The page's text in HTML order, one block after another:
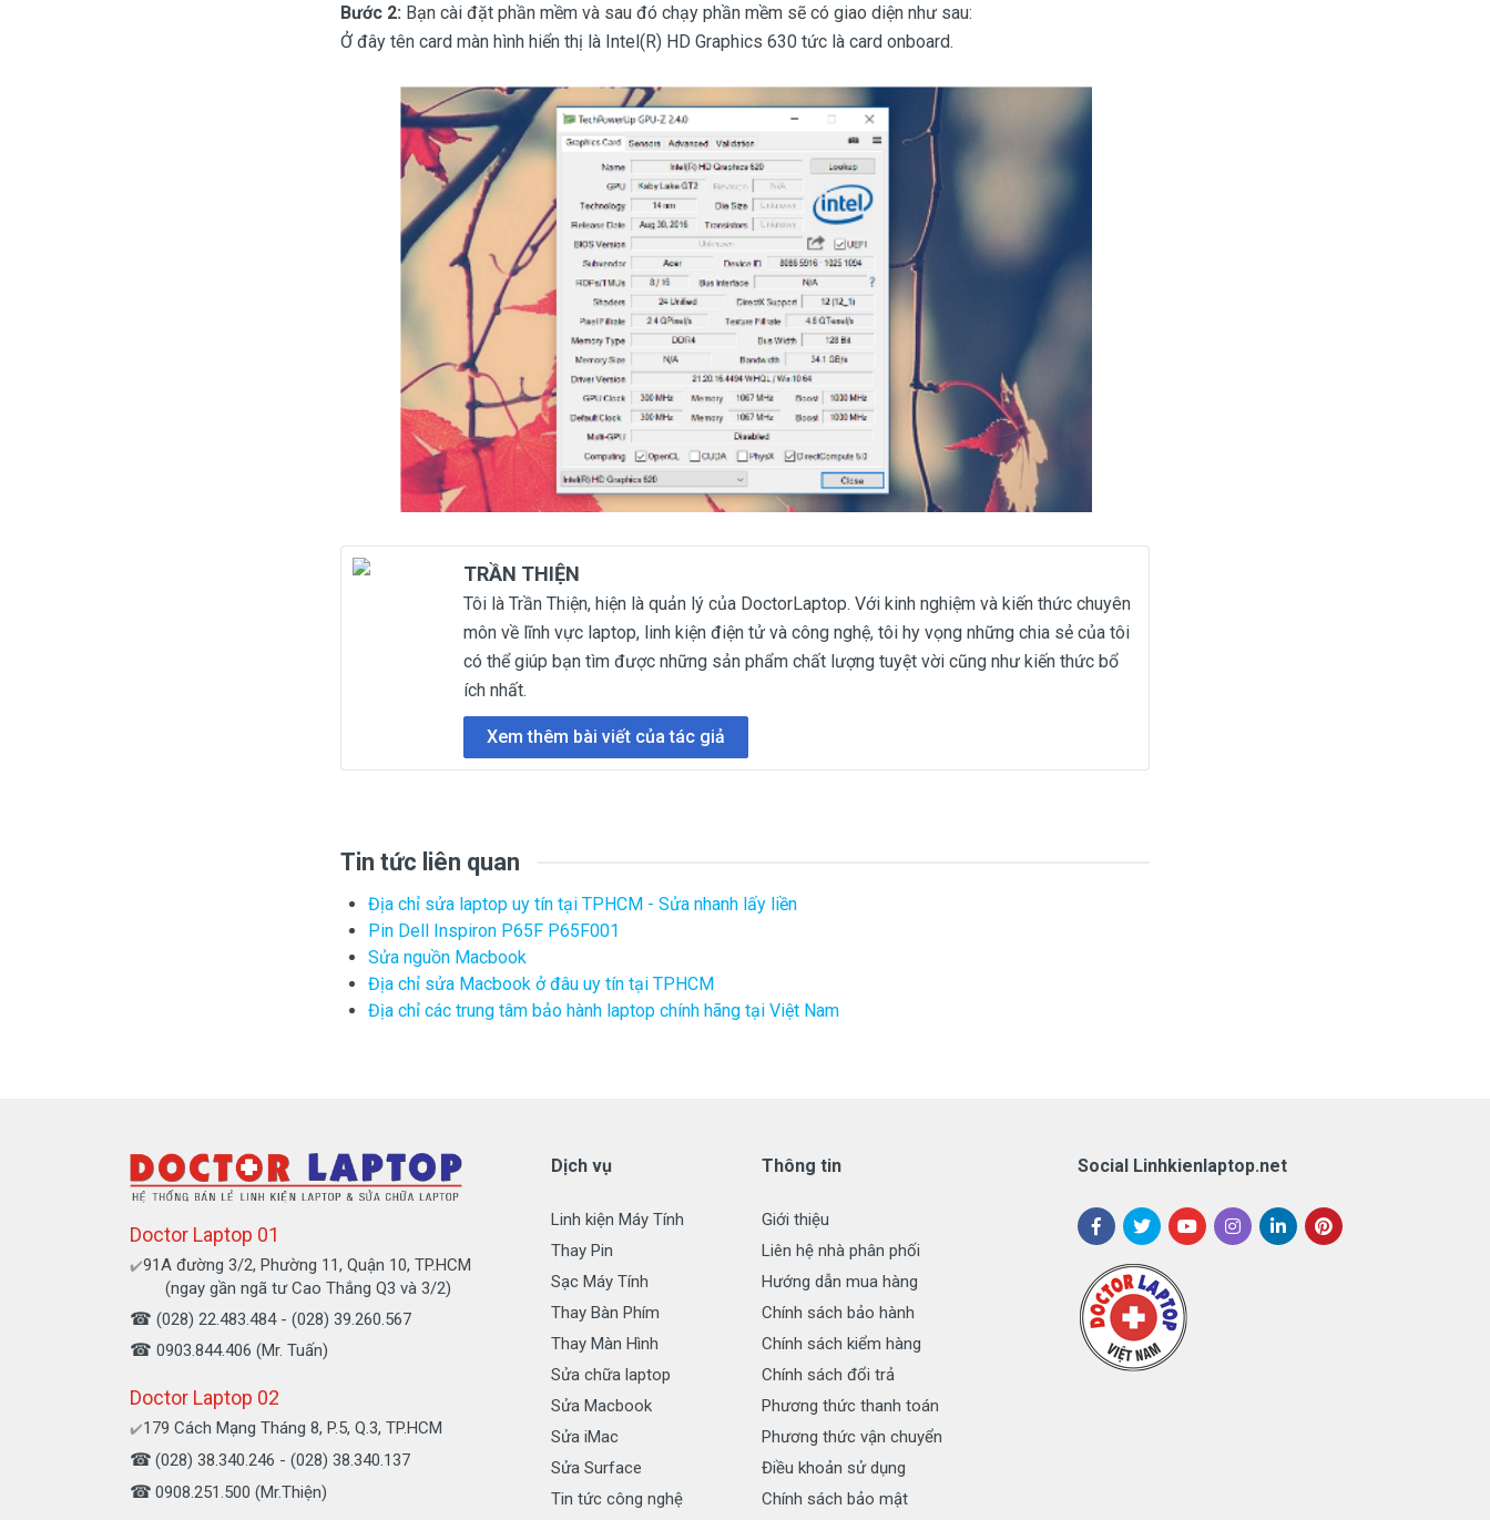
Bước 2: Bạn cài đặt phần mềm và sau đó chạy phần mềm sẽ có giao diện như sau:
Ở đây tên card màn hình hiển thị là Intel(R) HD Graphics 630 tức là card onboard.
TRẦN THIỆN
Tôi là Trần Thiện, hiện là quản lý của DoctorLaptop. Với kinh nghiệm và kiến thức chuyên
môn về lĩnh vực laptop, linh kiện điện tử và công nghệ, tôi hy vọng những chia sẻ của tôi
có thể giúp bạn tìm được những sản phẩm chất lượng tuyệt vời cũng như kiến thức bổ
ích nhất.
Xem thêm bài viết của tác giả
Tin tức liên quan
Địa chỉ sửa laptop uy tín tại TPHCM - Sửa nhanh lấy liền
Pin Dell Inspiron P65F P65F001
Sửa nguồn Macbook
Địa chỉ sửa Macbook ở đâu uy tín tại TPHCM
Địa chỉ các trung tâm bảo hành laptop chính hãng tại Việt Nam
Doctor Laptop 01
✔️91A đường 3/2, Phường 11, Quận 10, TP.HCM
(ngay gần ngã tư Cao Thắng Q3 và 3/2)
☎ (028) 22.483.484 - (028) 39.260.567
☎ 0903.844.406 (Mr. Tuấn)
Doctor Laptop 02
✔️179 Cách Mạng Tháng 8, P.5, Q.3, TP.HCM
☎ (028) 38.340.246 - (028) 38.340.137
☎ 0908.251.500 (Mr.Thiện)
Dịch vụ
Linh kiện Máy Tính
Thay Pin
Sạc Máy Tính
Thay Bàn Phím
Thay Màn Hình
Sửa chữa laptop
Sửa Macbook
Sửa iMac
Sửa Surface
Tin tức công nghệ
Thông tin
Giới thiệu
Liên hệ nhà phân phối
Hướng dẫn mua hàng
Chính sách bảo hành
Chính sách kiểm hàng
Chính sách đổi trả
Phương thức thanh toán
Phương thức vận chuyển
Điều khoản sử dụng
Chính sách bảo mật
Social Linhkienlaptop.net